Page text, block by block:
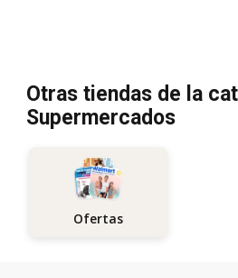
Otras tiendas de la
Supermercados
Ofertas